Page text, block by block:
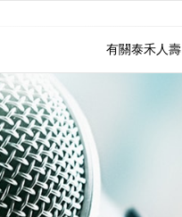
有關泰禾人壽